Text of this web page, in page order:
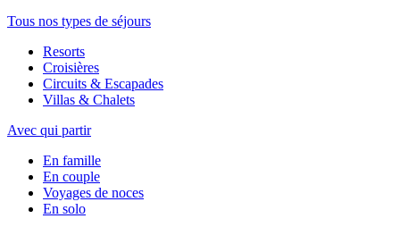
Tous nos types de séjours
Resorts
Croisières
Circuits & Escapades
Villas & Chalets
Avec qui partir
En famille
En couple
Voyages de noces
En solo